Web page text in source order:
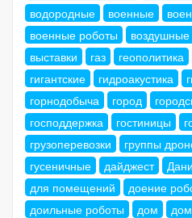
водородные
военные
военные роботы
воздушные
выставки
газ геополитика
гигантские
гидроакустика
горнодобыча
город
господдержка
гостиницы
грузоперевозки
группы
гусеничные
дайджест
для помещений
доение
доильные роботы
дом